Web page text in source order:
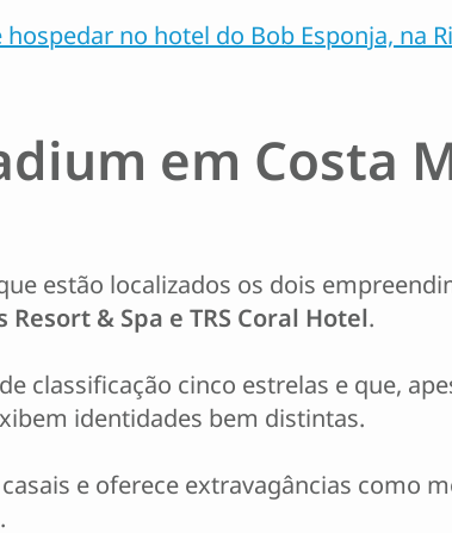
hospedar no hotel do Bob Esponja, na
em Costa
estão localizados os dois
& Spa e TRS Coral Hotel.
classificação cinco estrelas e que,
identidades bem distintas.
e oferece extravagâncias como